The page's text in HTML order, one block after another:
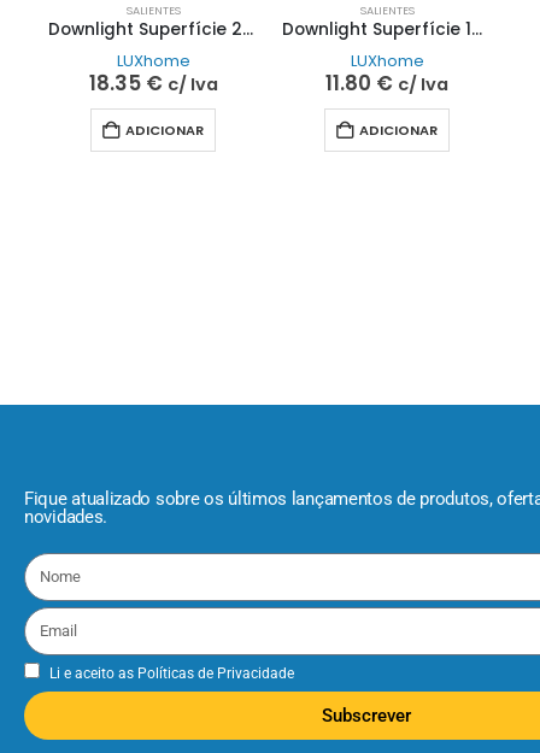
SALIENTES
Downlight Superfície 24W Quadrado Branco 3CCT | LUXhome
LUXhome
18.35 € c/ Iva
ADICIONAR
SALIENTES
Downlight Superfície 18W Quadrado Branco 3CCT | LUXhome
LUXhome
11.80 € c/ Iva
ADICIONAR
Fique atualizado sobre os últimos lançamentos de produtos,
novidades.
Li e aceito as Políticas de Privacidade
Subscrever